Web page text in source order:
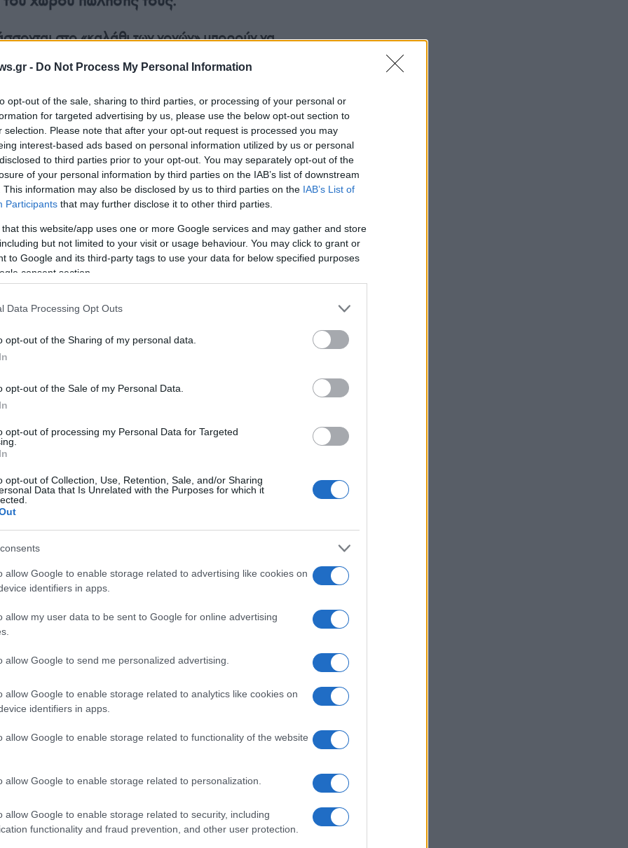
- Do Not Process My Personal Information
opt-out of the sale, sharing to third parties, or processing of your personal or
for targeted advertising by us, please use the below opt-out section to
selection. Please note that after your opt-out request is processed you may
interest-based ads based on personal information utilized by us or personal
to third parties prior to your opt-out. You may separately opt-out of the
of your personal information by third parties on the IAB’s list of downstream
This information may also be disclosed by us to third parties on the IAB’s List of
Participants that may further disclose it to other third parties.
that this website/app uses one or more Google services and may gather and store
but not limited to your visit or usage behaviour. You may click to grant or
to Google and its third-party tags to use your data for below specified purposes
consent section.
Data Processing Opt Outs
opt-out of the Sharing of my personal data.
opt-out of the Sale of my Personal Data.
opt-out of processing my Personal Data for Targeted
opt-out of Collection, Use, Retention, Sale, and/or Sharing
Data that Is Unrelated with the Purposes for which it
allow Google to enable storage related to advertising like cookies on
identifiers in apps.
allow my user data to be sent to Google for online advertising
allow Google to send me personalized advertising.
allow Google to enable storage related to analytics like cookies on
identifiers in apps.
allow Google to enable storage related to functionality of the website
allow Google to enable storage related to personalization.
allow Google to enable storage related to security, including
functionality and fraud prevention, and other user protection.
στο «καλάθι των νονών» μπορούν να
πέραν των υπόχρεων
κατάλογο προϊόντων, καθίστανται
της εν λόγω τροπολογίας.
Tweet Send
μας στοGoogle News
Συμφωνία-σταθμός για τον Great Sea Interconnector
Γιατί τον χειμώνα θα ακριβύνει πολύ το φυσικό αέριο
5/08/2026 - 10:57πμ